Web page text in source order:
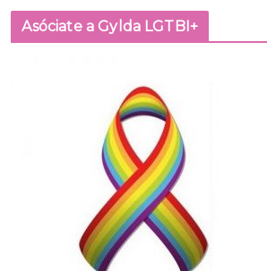
Asóciate a Gylda LGTBI+